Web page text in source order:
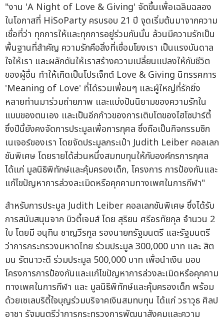
"งาน 'A Night of Love & Giving' จัดขึ้นเพื่อเฉลิมฉลอง
ในโอกาสที่ HiSoParty ครบรอบ 21 ปี จุดเริ่มต้นมาจากความ
เชื่อที่ว่า ทุกการให้และทุกการอยู่ร่วมกันนั้น ล้วนมีความรักเป็น
พื้นฐานที่สำคัญ ความรักคือสิ่งที่เชื่อมโยงเรา เป็นแรงบันดาล
ใจให้เรา และผลักดันให้เราสร้างความเปลี่ยนแปลงให้กับชีวิต
ของผู้อื่น ทำให้เกิดเป็นโปรเจ็กต์ Love & Giving นิทรรศการ
'Meaning of Love' ที่ได้รวมเพื่อนๆ และผู้ใหญ่ที่รักยิ่ง
หลายท่านมาร่วมถ่ายภาพ และแบ่งปันนิยามของความรักใน
แบบของตนเอง และเป็นอีกก้าวของการเติบโตของไฮโซปาร์ตี้
ซึ่งปีนี้ยังคงจัดการประมูลเพื่อการกุศล ซึ่งถือเป็นกิจกรรมซิก
เนเจอร์ของเรา โดยจัดประมูลกระเป๋า Judith Leiber คอลเลก
ชันพิเศษ โดยรายได้ส่วนหนึ่งสมทบทุนให้กับองค์กรการกุศล
ได้แก่ มูลนิธิพิทักษ์และคุ้มครองเด็ก, โครงการ การป้องกันและ
แก้ไขปัญหาการล่วงละเมิดหรือคุกคามทางเพศในการกีฬา"
สำหรับการประมูล Judith Leiber คอลเลกชันพิเศษ ซึ่งได้รับ
การสนับสนุนจาก บิวตี้เจมส์ โดย สุริยน ศรีอรทัยกุล จำนวน 2
ใบ โดยมี อนุทิน ชาญวีรกูล รองนายกรัฐมนตรี และรัฐมนตรี
ว่าการกระทรวงมหาดไทย ร่วมประมูล 300,000 บาท และ สิต
มน รัตนาวะดี ร่วมประมูล 500,000 บาท เพื่อนำเงิน มอบ
โครงการการป้องกันและแก้ไขปัญหาการล่วงละเมิดหรือคุกคาม
ทางเพศในการกีฬา และ มูลนิธิพิทักษ์และคุ้มครองเด็ก พร้อม
ด้วยเซเลบริตี้ใจบุญร่วมบริจาคเงินสมทบทุน ได้แก่ วราวุธ ศิลป